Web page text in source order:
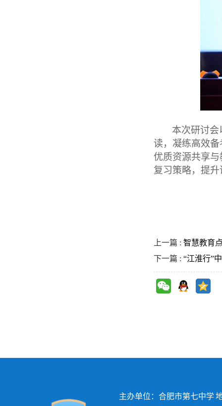
本次研讨
读，凝练高效
优质资源共享
复习策略，提
上一篇 : 智慧教育
下一篇 : “江淮行”
主办单位：合肥市第七中学